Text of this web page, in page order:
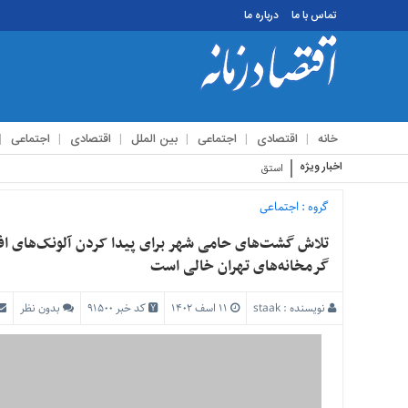
تماس با ما درباره ما
خانه اقتصادی اجتماعی بین الملل اقتصادی اجتماعی
تماس
ما
درباره
اخبار ویژه استقبال زائرین اربعین از م
گروه :اجتماعی
گرمخانه‌های تهران خالی است
نویسنده :staak کد خبر 91500 بدون نظر